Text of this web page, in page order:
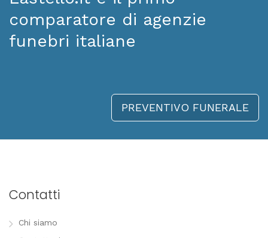
comparatore di agenzie
funebri italiane
PREVENTIVO FUNERALE
Contatti
Chi siamo